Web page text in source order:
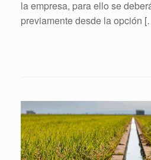
la empresa, para ello se
previamente desde la opción